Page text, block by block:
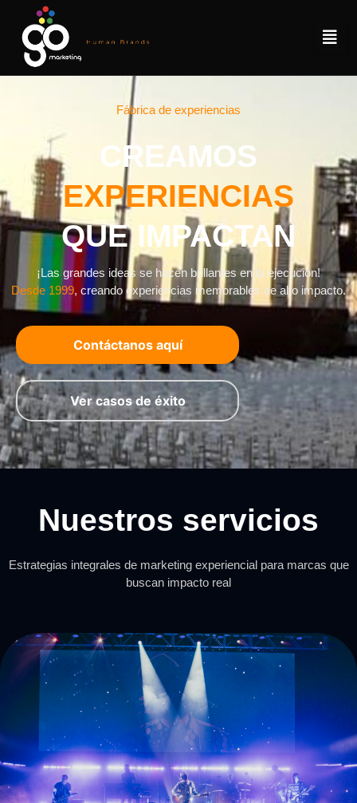
Fábrica de experiencias
CREAMOS
EXPERIENCIAS
QUE IMPACTAN
¡Las grandes ideas se hacen brillantes en la ejecución!
Desde 1999, creando experiencias memorables de alto impacto.
Contáctanos aquí
Ver casos de éxito
Nuestros servicios
Estrategias integrales de marketing experiencial para marcas que
buscan impacto real